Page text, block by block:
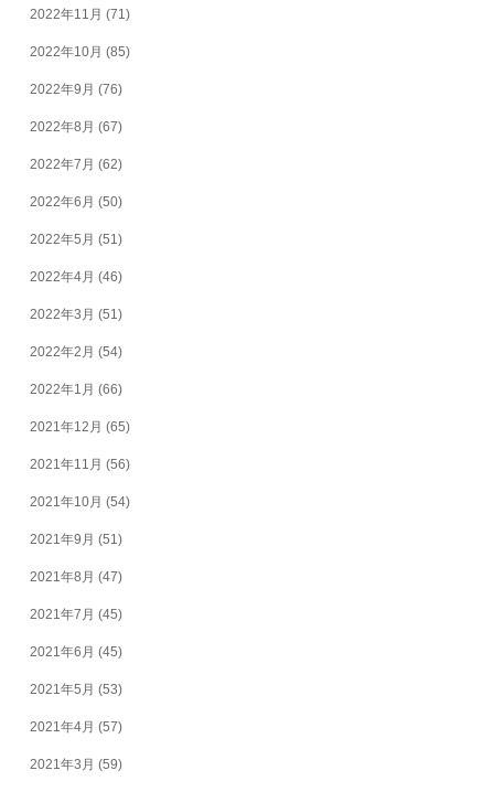
2022年11月 (71)
2022年10月 (85)
2022年9月 (76)
2022年8月 (67)
2022年7月 (62)
2022年6月 (50)
2022年5月 (51)
2022年4月 (46)
2022年3月 (51)
2022年2月 (54)
2022年1月 (66)
2021年12月 (65)
2021年11月 (56)
2021年10月 (54)
2021年9月 (51)
2021年8月 (47)
2021年7月 (45)
2021年6月 (45)
2021年5月 (53)
2021年4月 (57)
2021年3月 (59)